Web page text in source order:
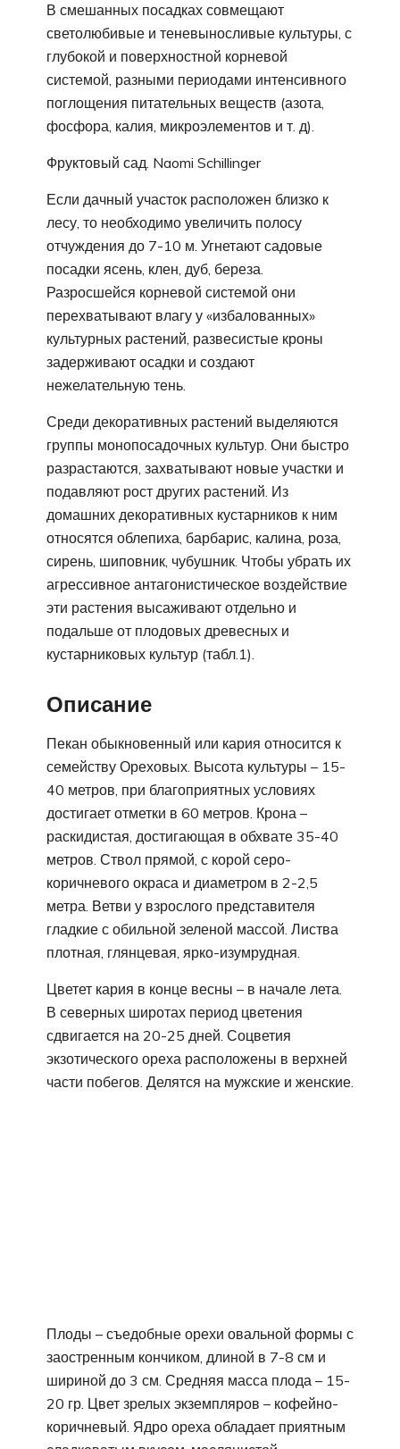
В смешанных посадках совмещают
светолюбивые и теневыносливые культуры, с
глубокой и поверхностной корневой
системой, разными периодами интенсивного
поглощения питательных веществ (азота,
фосфора, калия, микроэлементов и т. д).
Фруктовый сад. Naomi Schillinger
Если дачный участок расположен близко к
лесу, то необходимо увеличить полосу
отчуждения до 7-10 м. Угнетают садовые
посадки ясень, клен, дуб, береза.
Разросшейся корневой системой они
перехватывают влагу у «избалованных»
культурных растений, развесистые кроны
задерживают осадки и создают
нежелательную тень.
Среди декоративных растений выделяются
группы монопосадочных культур. Они быстро
разрастаются, захватывают новые участки и
подавляют рост других растений. Из
домашних декоративных кустарников к ним
относятся облепиха, барбарис, калина, роза,
сирень, шиповник, чубушник. Чтобы убрать их
агрессивное антагонистическое воздействие
эти растения высаживают отдельно и
подальше от плодовых древесных и
кустарниковых культур (табл.1).
Описание
Пекан обыкновенный или кария относится к
семейству Ореховых. Высота культуры – 15-
40 метров, при благоприятных условиях
достигает отметки в 60 метров. Крона –
раскидистая, достигающая в обхвате 35-40
метров. Ствол прямой, с корой серо-
коричневого окраса и диаметром в 2-2,5
метра. Ветви у взрослого представителя
гладкие с обильной зеленой массой. Листва
плотная, глянцевая, ярко-изумрудная.
Цветет кария в конце весны – в начале лета.
В северных широтах период цветения
сдвигается на 20-25 дней. Соцветия
экзотического ореха расположены в верхней
части побегов. Делятся на мужские и женские.
Плоды – съедобные орехи овальной формы с
заостренным кончиком, длиной в 7-8 см и
шириной до 3 см. Средняя масса плода – 15-
20 гр. Цвет зрелых экземпляров – кофейно-
коричневый. Ядро ореха обладает приятным